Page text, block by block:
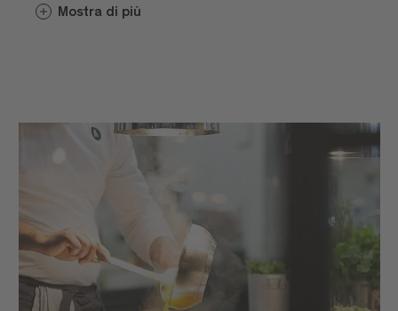
ogni stagione altoatesini e ospiti con un mix unico di
Mostra di più